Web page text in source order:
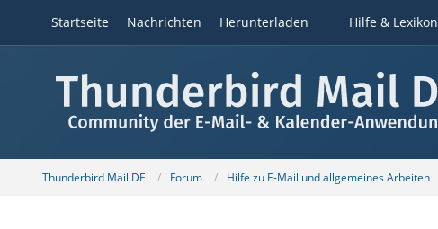
Startseite Nachrichten Herunterladen Hilfe & Lexikon
Thunderbird Mail DE Forum Hilfe zu E-Mail und allgemeines Arbeiten